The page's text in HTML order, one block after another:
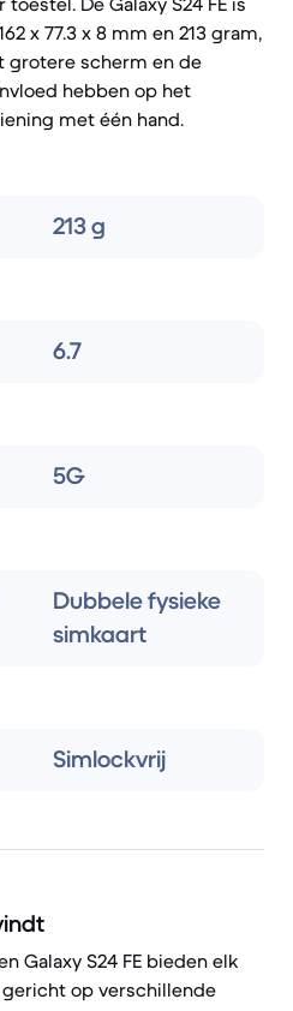
x 77.3 x 8 mm en 213 gram,
grotere scherm en de
hebben op het
met één hand.
213 g
6.7
5G
Dubbele fysieke
simkaart
Simlockvrij
Galaxy S24 FE bieden elk
op verschillende